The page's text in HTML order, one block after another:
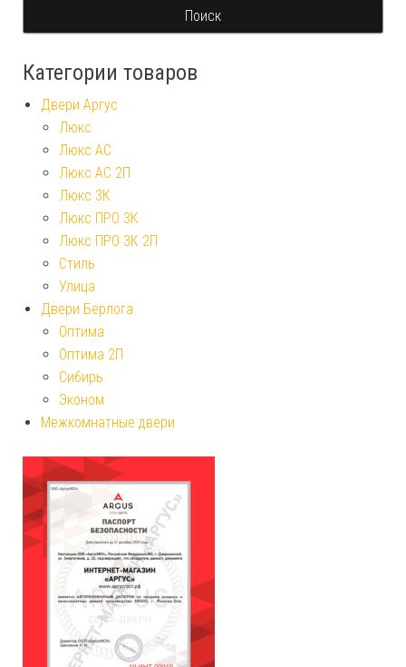
Категории товаров
Двери Аргус
Люкс
Люкс АС
Люкс АС 2П
Люкс 3К
Люкс ПРО 3К
Люкс ПРО 3К 2П
Стиль
Улица
Двери Берлога
Оптима
Оптима 2П
Сибирь
Эконом
Межкомнатные двери